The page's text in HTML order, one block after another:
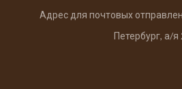
Адрес для почтовых
Петербург, а/я